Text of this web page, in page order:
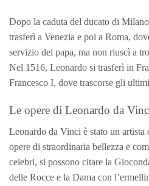
Dopo la caduta del ducato di
trasferì a Venezia e poi a Roma,
servizio del papa, ma non riuscì a
Nel 1516, Leonardo si trasferì in
Francesco I, dove trascorse gli
Le opere di Leonardo da
Leonardo da Vinci è stato un artista
opere di straordinaria bellezza e
celebri, si possono citare la
delle Rocce e la Dama con